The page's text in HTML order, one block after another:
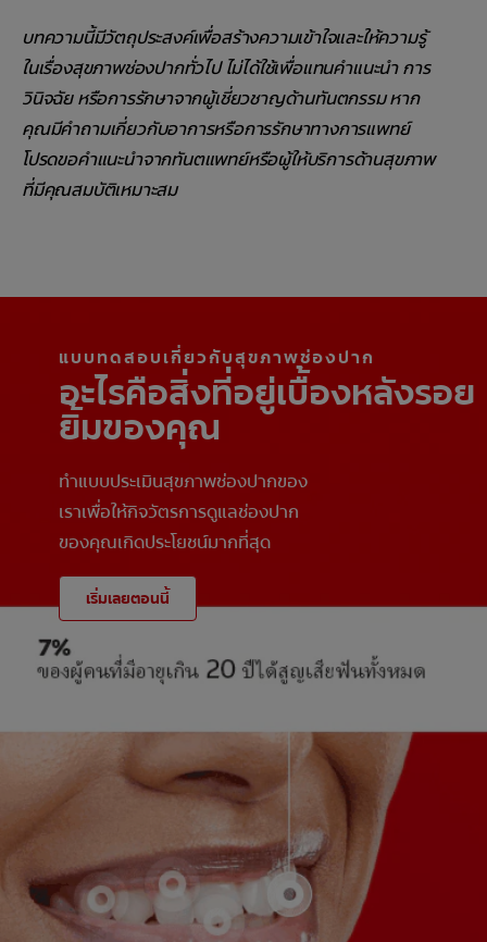
บทความนี้มีวัตถุประสงค์เพื่อสร้างความเข้าใจและให้ความรู้
ในเรื่องสุขภาพช่องปากทั่วไป ไม่ได้ใช้เพื่อแทนคำแนะนำ การ
วินิจฉัย หรือการรักษาจากผู้เชี่ยวชาญด้านทันตกรรม หาก
คุณมีคำถามเกี่ยวกับอาการหรือการรักษาทางการแพทย์
โปรดขอคำแนะนำจากทันตแพทย์หรือผู้ให้บริการด้านสุขภาพ
ที่มีคุณสมบัติเหมาะสม
แบบทดสอบเกี่ยวกับสุขภาพช่องปาก
อะไรคือสิ่งที่อยู่เบื้องหลังรอย
ยิ้มของคุณ
ทำแบบประเมินสุขภาพช่องปากของ
เราเพื่อให้กิจวัตรการดูแลช่องปาก
ของคุณเกิดประโยชน์มากที่สุด
เริ่มเลยตอนนี้